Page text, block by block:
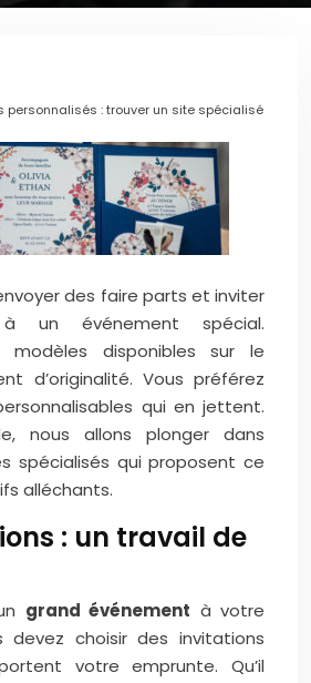
personnalisés : trouver un site spécialisé
des faire parts et inviter
un événement spécial.
modèles disponibles sur le
d’originalité. Vous préférez
qui en jettent.
nous allons plonger dans
spécialisés qui proposent ce
alléchants.
: un travail de
grand événement à votre
devez choisir des invitations
votre emprunte. Qu’il